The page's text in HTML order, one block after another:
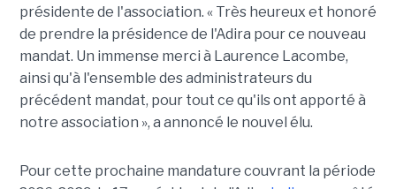
présidente de l'association. « Très heureux et honoré
de prendre la présidence de l'Adira pour ce nouveau
mandat. Un immense merci à Laurence Lacombe,
ainsi qu'à l'ensemble des administrateurs du
précédent mandat, pour tout ce qu'ils ont apporté à
notre association », a annoncé le nouvel élu.
Pour cette prochaine mandature couvrant la période